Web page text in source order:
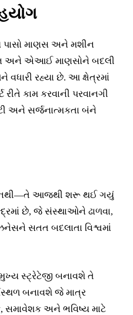
પાસો માણસ અને મશીન
અને એઆઈ માણસોને બદલી
વધારી રહ્યા છે. આ ક્ષેત્રમાં
કામ કરવાની પરવાનગી
અને સર્જનાત્મકતા બંને
નથી—તે આજથી શરૂ થઈ ગયું
છે, જે સંસ્થાઓને ઢાળવા,
સતત બદલાતા વિશ્વમાં
સ્ટ્રેટેજી બનાવશે તે
બનાવશે જે માત્ર
સમાવેશક અને ભવિષ્ય માટે